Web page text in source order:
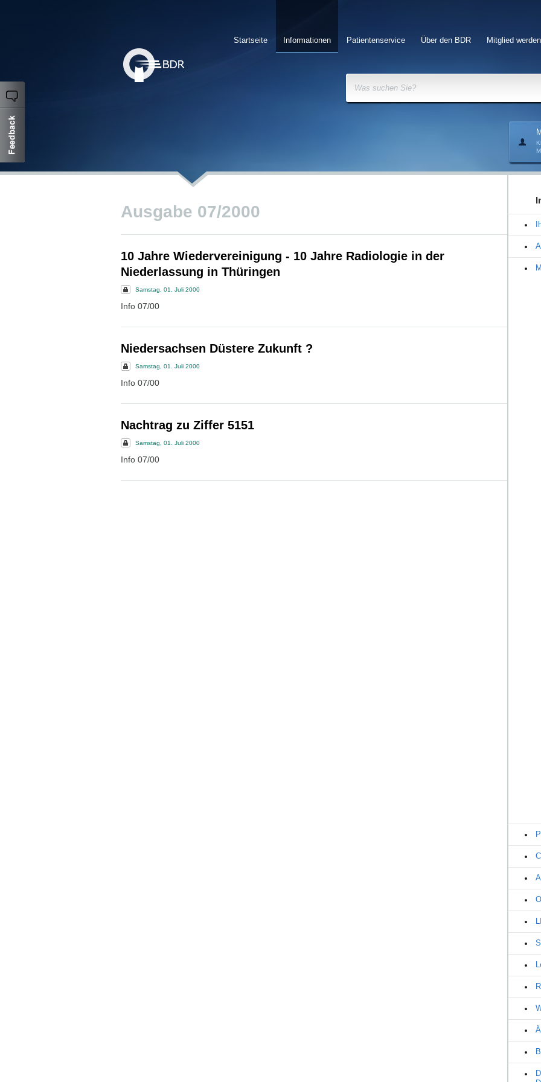
Mitglied werden
Über den BDR
Patientenservice
Informationen
Startseite
Was suchen Sie?
Ausgabe 07/2000
10 Jahre Wiedervereinigung - 10 Jahre Radiologie in der
Niederlassung in Thüringen
Samstag, 01. Juli 2000
Info 07/00
Niedersachsen Düstere Zukunft ?
Samstag, 01. Juli 2000
Info 07/00
Nachtrag zu Ziffer 5151
Samstag, 01. Juli 2000
Info 07/00